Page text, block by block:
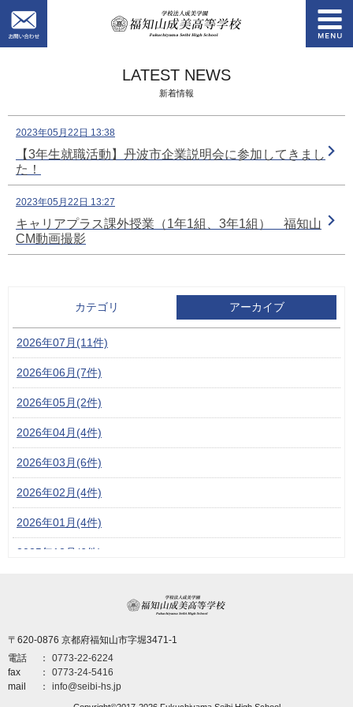
学校法人成美学
LATEST NEWS
新着情報
2023年05月22日 13:38
【3年生就職活動】丹波市企業説明会に参加してきまし
た！
2023年05月22日 13:27
キャリアプラス課外授業（1年1組、3年1組） 福知山
CM動画撮影
カテゴリ アーカイブ
2026年07月(11件)
2026年06月(7件)
2026年05月(2件)
2026年04月(4件)
2026年03月(6件)
2026年02月(4件)
2026年01月(4件)
2025年12月(6件)
2025年09月(6件)
2025年08月(5件)
2025年07月(3件)
〒620-0876 京都府福知山市字堀3471-1
電話
0773-22-6224
fax
0773-24-5416
mail
info@seibi-hs.jp